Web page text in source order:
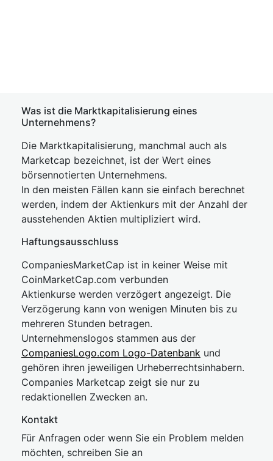
Was ist die Marktkapitalisierung eines
Unternehmens?
Die Marktkapitalisierung, manchmal auch als
Marketcap bezeichnet, ist der Wert eines
börsennotierten Unternehmens.
In den meisten Fällen kann sie einfach berechnet
werden, indem der Aktienkurs mit der Anzahl der
ausstehenden Aktien multipliziert wird.
Haftungsausschluss
CompaniesMarketCap ist in keiner Weise mit
CoinMarketCap.com verbunden
Aktienkurse werden verzögert angezeigt. Die
Verzögerung kann von wenigen Minuten bis zu
mehreren Stunden betragen.
Unternehmenslogos stammen aus der
CompaniesLogo.com Logo-Datenbank und
gehören ihren jeweiligen Urheberrechtsinhabern.
Companies Marketcap zeigt sie nur zu
redaktionellen Zwecken an.
Kontakt
Für Anfragen oder wenn Sie ein Problem melden
möchten, schreiben Sie an